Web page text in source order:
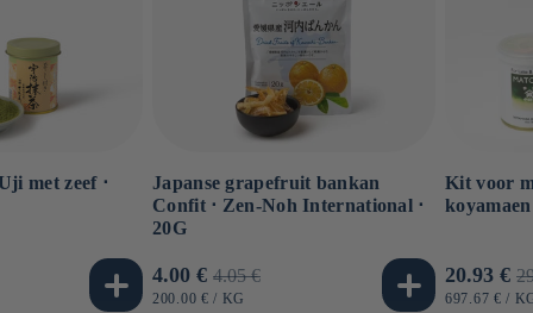
met zeef ⋅
Japanse grapefruit bankan
Confit ⋅ Zen-Noh International ⋅
20G
Aanbiedingsprijs
4.00 € Normale
prijs
4.05 €
EENHEIDSPRIJS
200.00 € / PER
KG
Kit voor
koyamaen
20.93 €
697.67 € /